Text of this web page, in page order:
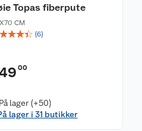
Topas fiberpute
CM
☆☆☆ (6)
00
På lager (+50)
lager i 31 butikker